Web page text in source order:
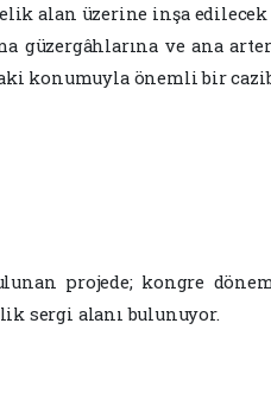
alan üzerine inşa
ve ana
konumuyla önemli bir
projede; kongre
sergi alanı bulunuyor.